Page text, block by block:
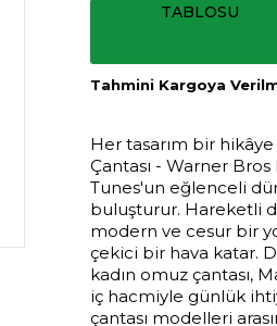
TABLOSU
Tahmini Kargoya
Her tasarım bir
Çantası - Warner
Tunes'un eğlenceli
buluşturur. Hareketli
modern ve cesur bir
çekici bir hava katar.
kadın omuz çantası,
iç hacmiyle günlük
çantası modelleri